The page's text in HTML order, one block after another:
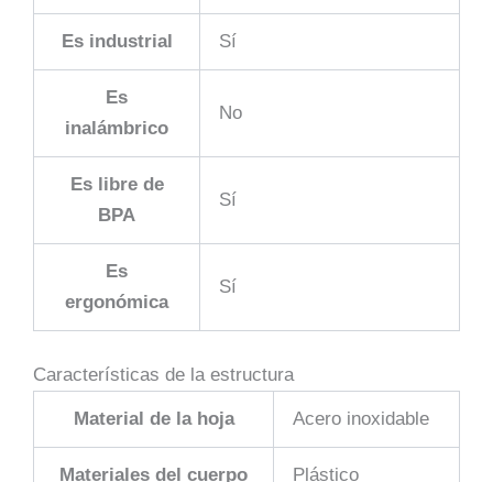
Es industrial Sí
Es
inalámbrico
No
Es libre de
BPA
Sí
Es
ergonómica
Sí
Características de la estructura
Material de la hoja Acero inoxidable
Materiales del cuerpo Plástico